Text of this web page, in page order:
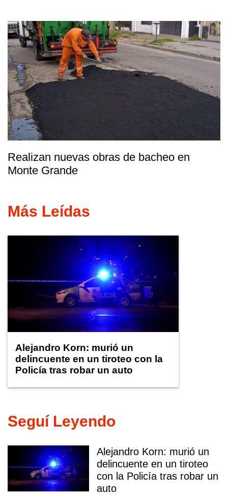
Realizan nuevas obras de bacheo en
Monte Grande
Más Leídas
Alejandro Korn: murió un
delincuente en un tiroteo con la
Policía tras robar un auto
Seguí Leyendo
Alejandro Korn: murió un
delincuente en un tiroteo
con la Policía tras robar un
auto